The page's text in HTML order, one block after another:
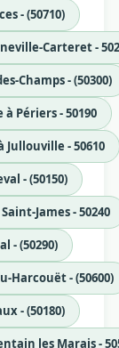
- (50710)
Carteret -
Champs - (50300)
Périers - 50190
- 50610
- (50150)
James - 50240
- (50290)
- (50600)
- (50180)
les Marais -